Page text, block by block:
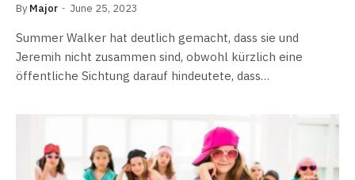
By Major June 25, 2023
Summer Walker hat deutlich gemacht, dass sie und
Jeremih nicht zusammen sind, obwohl kürzlich eine
öffentliche Sichtung darauf hindeutete, dass…